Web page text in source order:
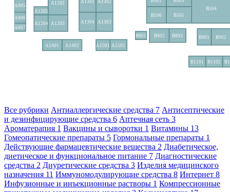
Все рубрики Антиаллергические средства 7 Антисептические
и дезинфицирующие средства 6 Аптечная сеть 3
Ароматерапия 1 Вакцины и сыворотки 1 Витамины 13
Гомеопатические препараты 5 Гормональные препараты 1
Действующие фармацевтические вещества 2 Диабетическое,
диетическое и функциональное питание 7 Диагностические
средства 2 Диуретические средства 3 Изделия медицинского
назначения 11 Иммуномодулирующие средства 8 Интернет 8
Инфузионные и инъекционные растворы 1 Компрессионные